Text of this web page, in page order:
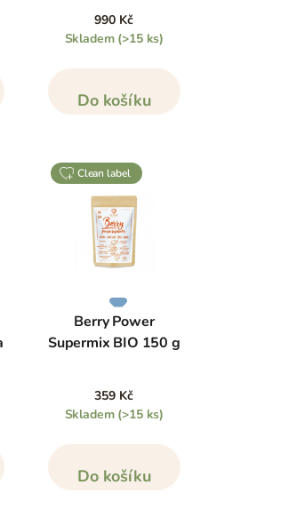
990 Kč
Skladem (>15 ks)
Do košíku
clean label
Berry Power
Supermix BIO 150 g
359 Kč
Skladem (>15 ks)
Do košíku